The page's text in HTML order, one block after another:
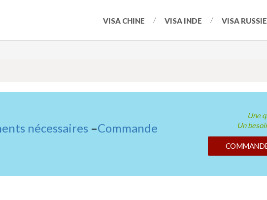
VISA CHINE VISA INDE VISA RUSSIE
nécessaires –Commande
Une
Un